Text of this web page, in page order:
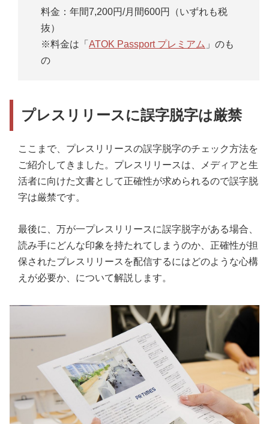
料金：年間7,200円/月間600円（いずれも税
抜）
※料金は「 ATOK Passport プレミアム 」のも
の
プレスリリースに誤字脱字は厳禁
ここまで、プレスリリースの誤字脱字のチェック方法を
ご紹介してきました。プレスリリースは、メディアと生
活者に向けた文書として正確性が求められるので誤字脱
字は厳禁です。
最後に、万が一プレスリリースに誤字脱字がある場合、
読み手にどんな印象を持たれてしまうのか、正確性が担
保されたプレスリリースを配信するにはどのような心構
えが必要か、について解説します。